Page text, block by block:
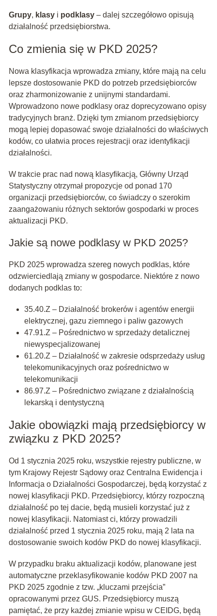
Grupy, klasyi podklasy– dalej szczegółowo opisują
działalność przedsiębiorstwa.
Co zmienia się w PKD 2025?
Nowa klasyfikacja wprowadza zmiany, które mają na celu
lepsze dostosowanie PKD do potrzeb przedsiębiorców
oraz zharmonizowanie z unijnymi standardami.
Wprowadzono nowe podklasy oraz doprecyzowano opisy
tradycyjnych branż. Dzięki tym zmianom przedsiębiorcy
mogą lepiej dopasować swoje działalności do właściwych
kodów, co ułatwia proces rejestracji oraz identyfikacji
działalności.
W trakcie prac nad nową klasyfikacją, Główny Urząd
Statystyczny otrzymał propozycje od ponad 170
organizacji przedsiębiorców, co świadczy o szerokim
zaangażowaniu różnych sektorów gospodarki w proces
aktualizacji PKD.
Jakie są nowe podklasy w PKD 2025?
PKD 2025 wprowadza szereg nowych podklas, które
odzwierciedlają zmiany w gospodarce. Niektóre z nowo
dodanych podklas to:
35.40.Z – Działalność brokerów i agentów energii
elektrycznej, gazu ziemnego i paliw gazowych
47.91.Z – Pośrednictwo w sprzedaży detalicznej
niewyspecjalizowanej
61.20.Z – Działalność w zakresie odsprzedaży usług
telekomunikacyjnych oraz pośrednictwo w
telekomunikacji
86.97.Z – Pośrednictwo związane z działalnością
lekarską i dentystyczną
Jakie obowiązki mają przedsiębiorcy w
związku z PKD 2025?
Od 1 stycznia 2025 roku, wszystkie rejestry publiczne, w
tym Krajowy Rejestr Sądowy oraz Centralna Ewidencja i
Informacja o Działalności Gospodarczej, będą korzystać z
nowej klasyfikacji PKD. Przedsiębiorcy, którzy rozpoczną
działalność po tej dacie, będą musieli korzystać już z
nowej klasyfikacji. Natomiast ci, którzy prowadzili
działalność przed 1 stycznia 2025 roku, mają 2 lata na
dostosowanie swoich kodów PKD do nowej klasyfikacji.
W przypadku braku aktualizacji kodów, planowane jest
automatyczne przeklasyfikowanie kodów PKD 2007 na
PKD 2025 zgodnie z tzw. „kluczami przejścia”
opracowanymi przez GUS. Przedsiębiorcy muszą
pamiętać, że przy każdej zmianie wpisu w CEIDG, będą